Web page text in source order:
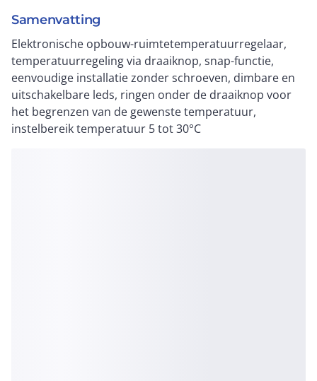
Samenvatting
Elektronische opbouw-ruimtetemperatuurregelaar,
temperatuurregeling via draaiknop, snap-functie,
eenvoudige installatie zonder schroeven, dimbare en
uitschakelbare leds, ringen onder de draaiknop voor
het begrenzen van de gewenste temperatuur,
instelbereik temperatuur 5 tot 30°C